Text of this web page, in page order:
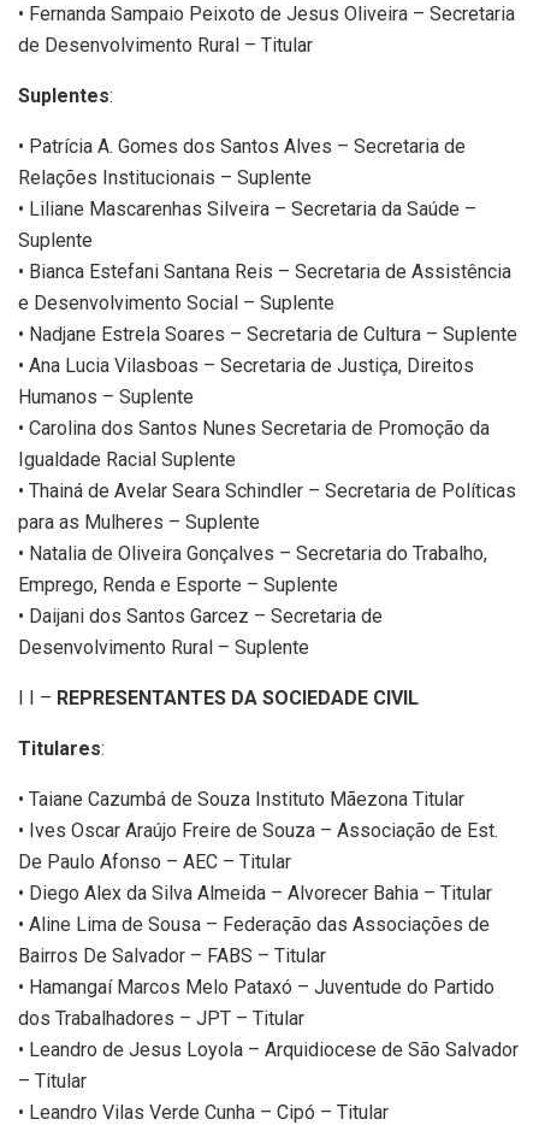
• Fernanda Sampaio Peixoto de Jesus Oliveira – Secretaria
de Desenvolvimento Rural – Titular
Suplentes:
• Patrícia A. Gomes dos Santos Alves – Secretaria de
Relações Institucionais – Suplente
• Liliane Mascarenhas Silveira – Secretaria da Saúde –
Suplente
• Bianca Estefani Santana Reis – Secretaria de Assistência
e Desenvolvimento Social – Suplente
• Nadjane Estrela Soares – Secretaria de Cultura – Suplente
• Ana Lucia Vilasboas – Secretaria de Justiça, Direitos
Humanos – Suplente
• Carolina dos Santos Nunes Secretaria de Promoção da
Igualdade Racial Suplente
• Thainá de Avelar Seara Schindler – Secretaria de Políticas
para as Mulheres – Suplente
• Natalia de Oliveira Gonçalves – Secretaria do Trabalho,
Emprego, Renda e Esporte – Suplente
• Daijani dos Santos Garcez – Secretaria de
Desenvolvimento Rural – Suplente
I I – REPRESENTANTES DA SOCIEDADE CIVIL
Titulares:
• Taiane Cazumbá de Souza Instituto Mãezona Titular
• Ives Oscar Araújo Freire de Souza – Associação de Est.
De Paulo Afonso – AEC – Titular
• Diego Alex da Silva Almeida – Alvorecer Bahia – Titular
• Aline Lima de Sousa – Federação das Associações de
Bairros De Salvador – FABS – Titular
• Hamangaí Marcos Melo Pataxó – Juventude do Partido
dos Trabalhadores – JPT – Titular
• Leandro de Jesus Loyola – Arquidiocese de São Salvador
– Titular
• Leandro Vilas Verde Cunha – Cipó – Titular